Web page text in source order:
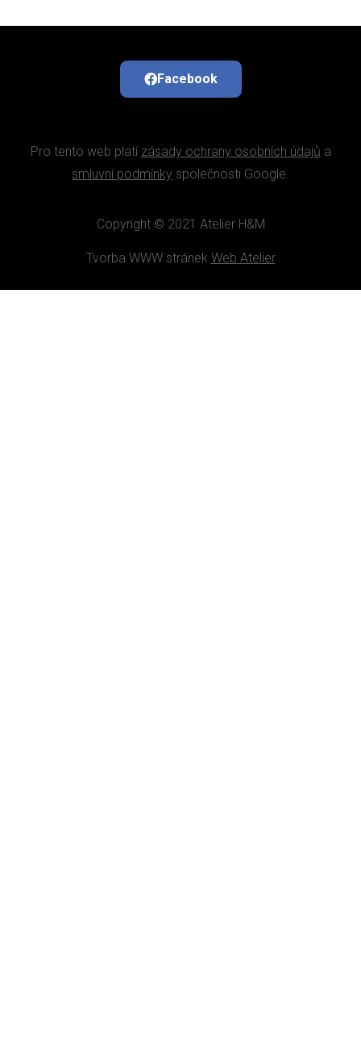
Facebook
Pro tento web platí zásady ochrany osobních údajů a
smluvní podmínky společnosti Google.
Copyright © 2021 Atelier H&M
Tvorba WWW stránek Web Atelier